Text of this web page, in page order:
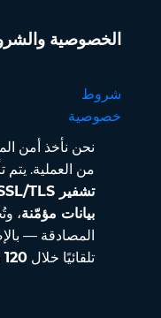
الخصوصية
شروط
خصوصية
نحن نأخذ أمن
من العملية. يتم
تشفير SSL/TLS
بيانات مؤمّنة،
المصادقة —
تلقائيًا خلال 120 دقيقة بعد التحويل